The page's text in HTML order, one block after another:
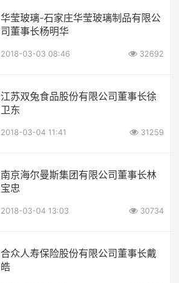
华莹玻璃-石家庄华莹玻璃制品有限公
司董事长杨明华
2018-03-03 08:46 32692
江苏双兔食品股份有限公司董事长徐
卫东
2018-03-04 11:41 31259
南京海尔曼斯集团有限公司董事长林
宝忠
2018-03-04 13:03 30734
合众人寿保险股份有限公司董事长戴
皓